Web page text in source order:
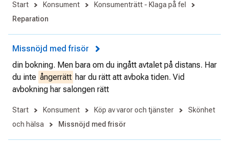
Start Konsument
Konsumenträtt - Klaga på fel
Reparation
Missnöjd med frisör
din bokning. Men bara om du ingått avtalet på distans. Har
du inte ångerrätt har du rätt att avboka tiden. Vid
avbokning har salongen rätt
Start Konsument Köp av varor och tjänster
Skönhet
och hälsa
Missnöjd med frisör